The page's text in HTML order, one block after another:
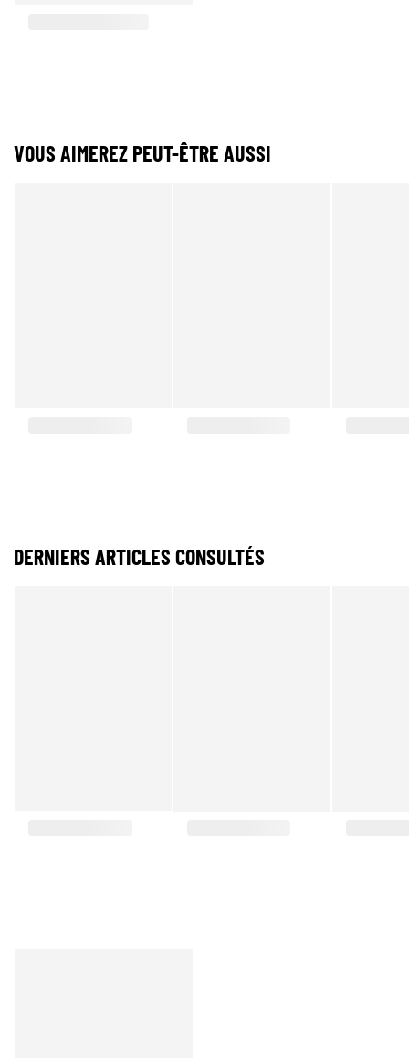
VOUS AIMEREZ PEUT-ÊTRE AUSSI
DERNIERS ARTICLES CONSULTÉS